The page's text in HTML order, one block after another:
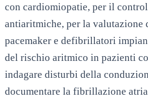
con cardiomiopatie, per il
antiaritmiche, per la valutazione
pacemaker e defibrillatori
del rischio aritmico in pazienti
indagare disturbi della
documentare la fibrillazione